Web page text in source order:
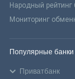
Народный рейтинг
Мониторинг
Популярные банки
Приватбанк